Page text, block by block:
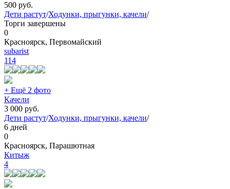
500 руб.
Дети растут/Ходунки, прыгунки, качели/
Торги завершены
0
Красноярск, Первомайский
subarist
114
+ Ещё 2 фото
Качели
3 000 руб.
Дети растут/Ходунки, прыгунки, качели/
6 дней
0
Красноярск, Парашютная
Китыж
4